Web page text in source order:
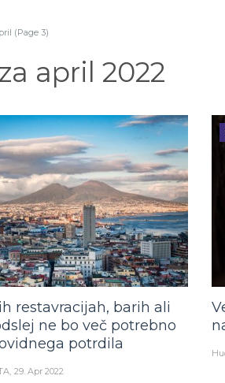
(Page 3)
april 2022
restavracijah, barih ali
ne bo več potrebno
potrdila
29. Apr 2022